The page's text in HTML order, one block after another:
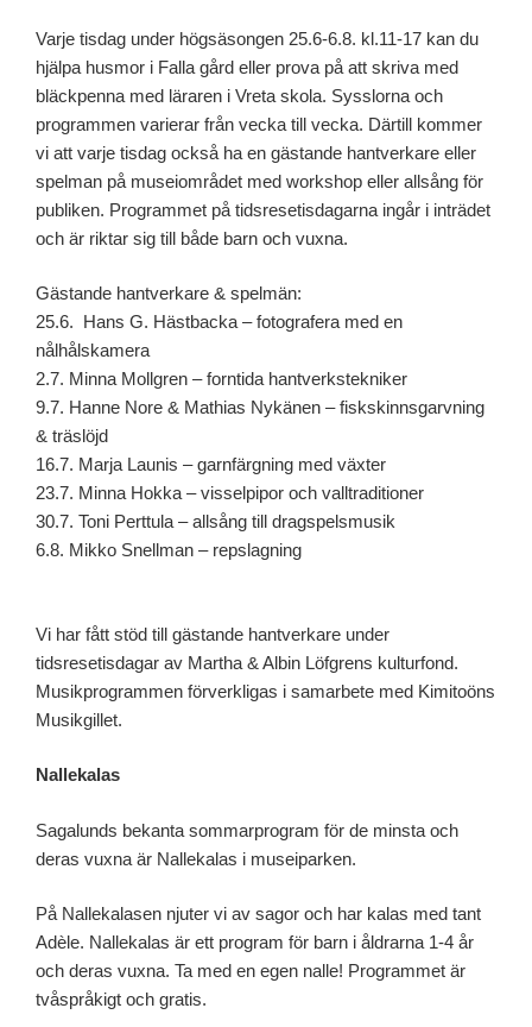
Varje tisdag under högsäsongen 25.6-6.8. kl.11-17 kan du
hjälpa husmor i Falla gård eller prova på att skriva med
bläckpenna med läraren i Vreta skola. Sysslorna och
programmen varierar från vecka till vecka. Därtill kommer
vi att varje tisdag också ha en gästande hantverkare eller
spelman på museiområdet med workshop eller allsång för
publiken. Programmet på tidsresetisdagarna ingår i inträdet
och är riktar sig till både barn och vuxna.
Gästande hantverkare & spelmän:
25.6. Hans G. Hästbacka – fotografera med en
nålhålskamera
2.7. Minna Mollgren – forntida hantverkstekniker
9.7. Hanne Nore & Mathias Nykänen – fiskskinnsgarvning
& träslöjd
16.7. Marja Launis – garnfärgning med växter
23.7. Minna Hokka – visselpipor och valltraditioner
30.7. Toni Perttula – allsång till dragspelsmusik
6.8. Mikko Snellman – repslagning
Vi har fått stöd till gästande hantverkare under
tidsresetisdagar av Martha & Albin Löfgrens kulturfond.
Musikprogrammen förverkligas i samarbete med Kimitoöns
Musikgillet.
Nallekalas
Sagalunds bekanta sommarprogram för de minsta och
deras vuxna är Nallekalas i museiparken.
På Nallekalasen njuter vi av sagor och har kalas med tant
Adèle. Nallekalas är ett program för barn i åldrarna 1-4 år
och deras vuxna. Ta med en egen nalle! Programmet är
tvåspråkigt och gratis.